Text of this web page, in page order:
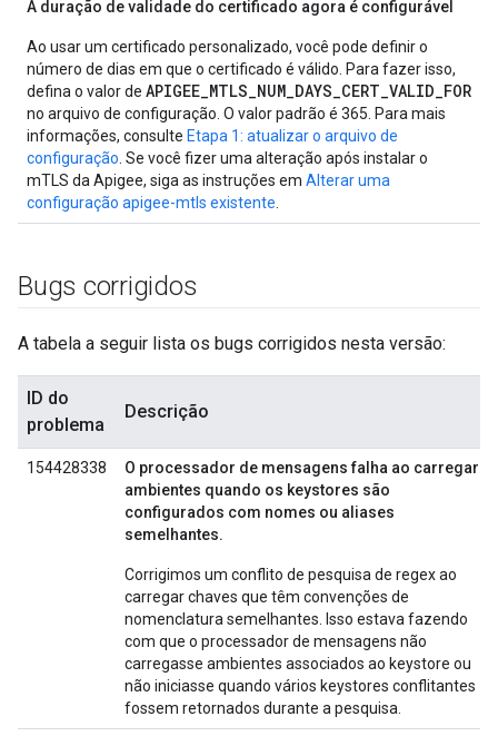
A duração de validade do certificado agora é configurável
Ao usar um certificado personalizado, você pode definir o
número de dias em que o certificado é válido. Para fazer isso,
defina o valor de APIGEE_MTLS_NUM_DAYS_CERT_VALID_FOR
no arquivo de configuração. O valor padrão é 365. Para mais
informações, consulte Etapa 1: atualizar o arquivo de
configuração . Se você fizer uma alteração após instalar o
mTLS da Apigee, siga as instruções em Alterar uma
configuração apigee-mtls existente
Bugs corrigidos
A tabela a seguir lista os bugs corrigidos nesta versão:
ID do
problema
Descrição
154428338
O processador de mensagens falha ao carregar
ambientes quando os keystores são
configurados com nomes ou aliases
semelhantes.
Corrigimos um conflito de pesquisa de regex ao
carregar chaves que têm convenções de
nomenclatura semelhantes. Isso estava fazendo
com que o processador de mensagens não
carregasse ambientes associados ao keystore ou
não iniciasse quando vários keystores conflitantes
fossem retornados durante a pesquisa.